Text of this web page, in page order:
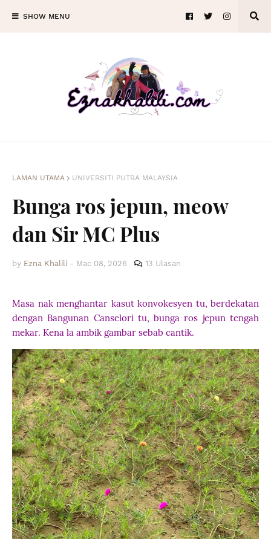
SHOW MENU
LAMAN UTAMA UNIVERSITI PUTRA MALAYSIA
Bunga ros jepun, meow
dan Sir MC Plus
by Ezna Khalili - Mac 08, 2026 13 Ulasan
Masa nak menghantar kasut konvokesyen tu, berdekatan
dengan Bangunan Canselori tu, bunga ros jepun tengah
mekar. Kena la ambik gambar sebab cantik.